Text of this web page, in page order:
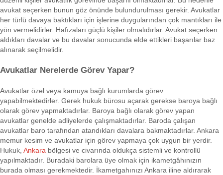
avukat seçerken bunun göz önünde bulundurulması gerekir. Avukatlar
her türlü davaya baktıkları için işlerine duygularından çok mantıkları ile
yön vermelidirler. Hafızaları güçlü kişiler olmalıdırlar. Avukat seçerken
aldıkları davalar ve bu davalar sonucunda elde ettikleri başarılar baz
alınarak seçilmelidir.
Avukatlar Nerelerde Görev Yapar?
Avukatlar özel veya kamuya bağlı kurumlarda görev
yapabilmektedirler. Gerek hukuk bürosu açarak gerekse baroya bağlı
olarak görev yapmaktadırlar. Baroya bağlı olarak görev yapan
avukatlar genelde adliyelerde çalışmaktadırlar. Baroda çalışan
avukatlar baro tarafından atandıkları davalara bakmaktadırlar. Ankara
memur kesim ve avukatlar için görev yapmaya çok uygun bir yerdir.
Hukuk, Ankara bölgesi ve civarında oldukça sistemli ve kontrollü
yapılmaktadır. Buradaki barolara üye olmak için ikametgâhınızın
burada olması gerekmektedir. İkametgahınızı Ankara iline aldırarak